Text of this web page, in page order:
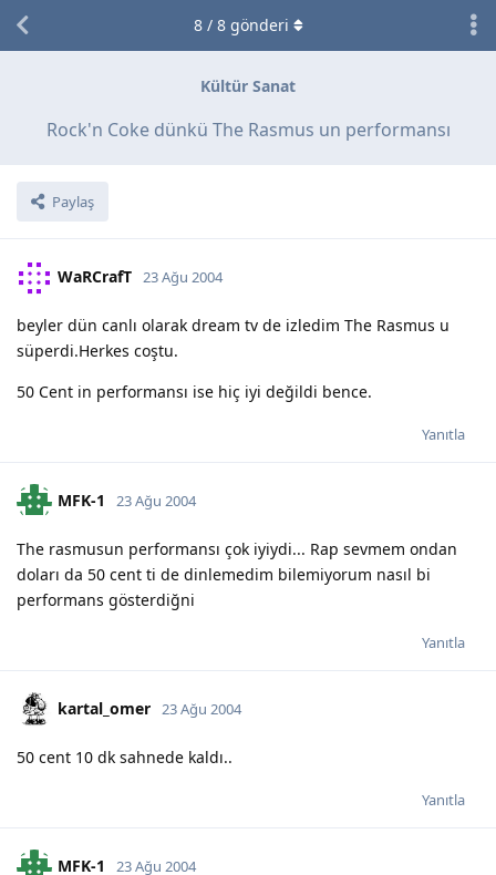
Kültür Sanat
Rock'n Coke dünkü The Rasmus un performansı
Paylaş
8/ 8gönderi
WaRCrafT 23 Ağu 2004
beyler dün canlı olarak dream tv de izledim The Rasmus u
süperdi.Herkes coştu.
50 Cent in performansı ise hiç iyi değildi bence.
Yanıtla
MFK-1 23 Ağu 2004
The rasmusun performansı çok iyiydi... Rap sevmem ondan
doları da 50 cent ti de dinlemedim bilemiyorum nasıl bi
performans gösterdiğni
Yanıtla
kartal_omer 23 Ağu 2004
50 cent 10 dk sahnede kaldı..
Yanıtla
MFK-1 23 Ağu 2004